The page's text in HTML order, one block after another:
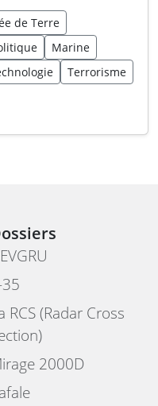
de Terre
Marine
Terrorisme
35
RCS (Radar Cross
2000D